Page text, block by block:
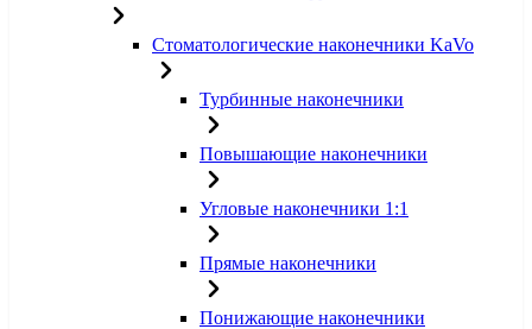
Стоматологические наконечники KaVo
Турбинные наконечники
Повышающие наконечники
Угловые наконечники 1:1
Прямые наконечники
Понижающие наконечники